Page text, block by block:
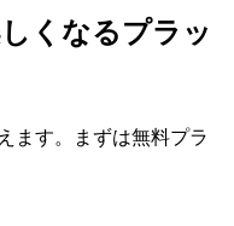
くなるプラッ
ます。まずは無料プラ